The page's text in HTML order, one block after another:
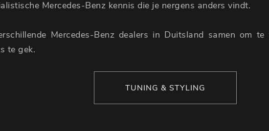
Mercedes-Benz kennis die je nergens anders vindt.
Mercedes-Benz dealers in Duitsland samen om
te gek.
TUNING & STYLING